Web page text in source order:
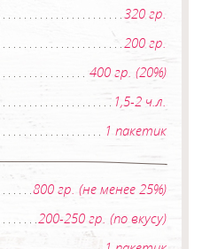
320 гр.
200 гр.
400 гр. (20%)
1,5-2 ч.л.
1 пакетик
800 гр. (не менее 25%)
200-250 гр. (по вкусу)